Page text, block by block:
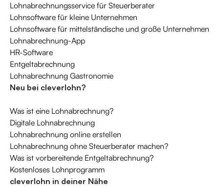
Lohnabrechnungsservice für Steuerberater
Lohnsoftware für kleine Unternehmen
Lohnsoftware für mittelständische und große Unternehmen
Lohnabrechnung-App
HR-Software
Entgeltabrechnung
Lohnabrechnung Gastronomie
Neu bei cleverlohn?
Was ist eine Lohnabrechnung?
Digitale Lohnabrechnung
Lohnabrechnung online erstellen
Lohnabrechnung ohne Steuerberater machen?
Was ist vorbereitende Entgeltabrechnung?
Kostenloses Lohnprogramm
cleverlohn in deiner Nähe